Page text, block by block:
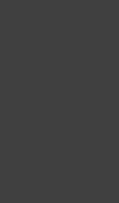
ei halkeile